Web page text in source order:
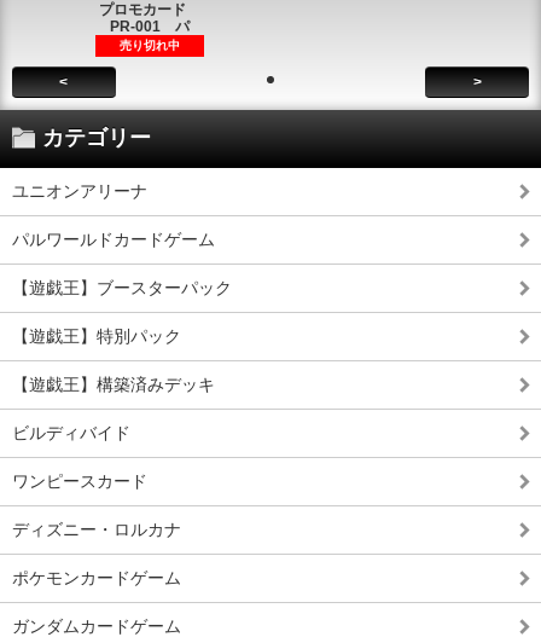
プロモカード
PR-001 パ
売り切れ中
< >
カテゴリー
ユニオンアリーナ
パルワールドカードゲーム
【遊戯王】ブースターパック
【遊戯王】特別パック
【遊戯王】構築済みデッキ
ビルディバイド
ワンピースカード
ディズニー・ロルカナ
ポケモンカードゲーム
ガンダムカードゲーム